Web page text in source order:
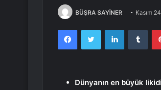
BÜŞRA SAYİNER Kasım
FacebookTwitter LinkedIn
Dünyanın en büyük